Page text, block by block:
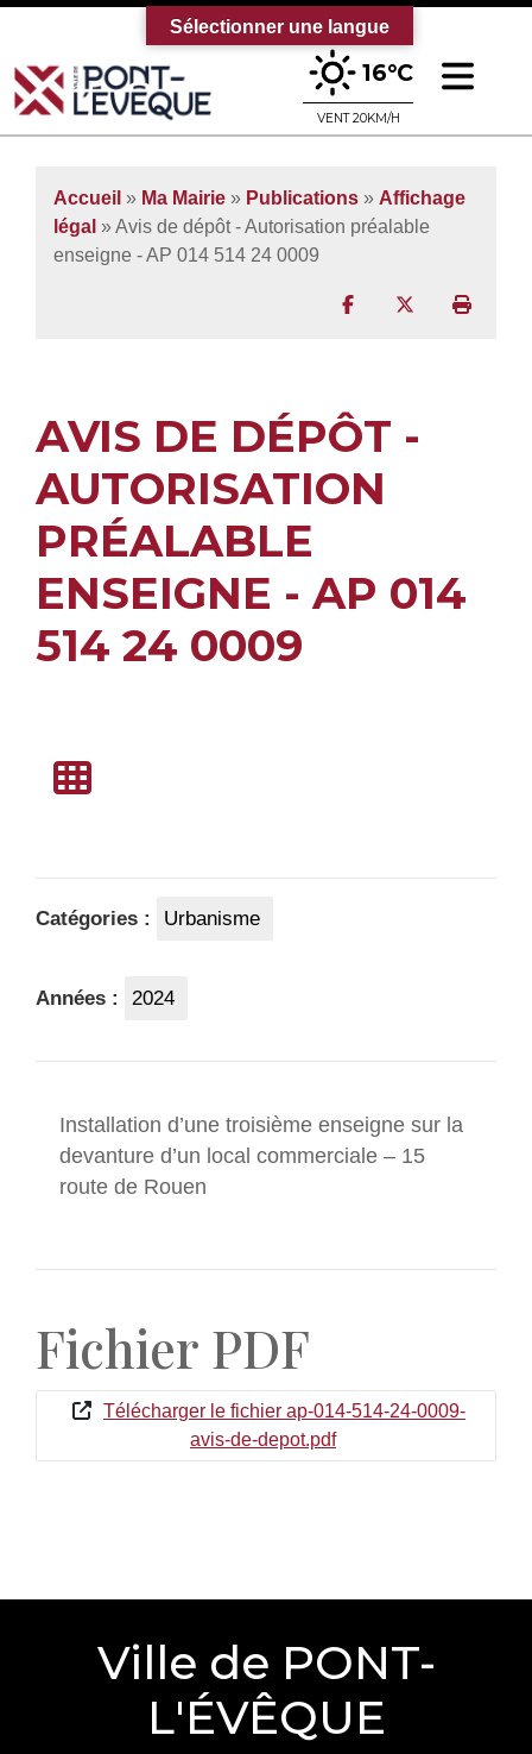
Bienvenue sur le site officiel de la
16°C
VENT 20KM/H
Accueil » Ma Mairie » Publications » Affichage
légal » Avis de dépôt - Autorisation préalable
enseigne - AP 014 514 24 0009
Partager surPartager sur
AVIS DE DÉPÔT -
AUTORISATION
PRÉALABLE
ENSEIGNE - AP 014
514 24 0009
Catégories : Urbanisme
Années : 2024
Installation d’une troisième enseigne sur la
devanture d’un local commerciale – 15
route de Rouen
Fichier PDF
Télécharger le fichier ap-014-514-24-0009-
avis-de-depot.pdf
Ville de PONT-
L'ÉVÊQUE
Sélectionner une langue